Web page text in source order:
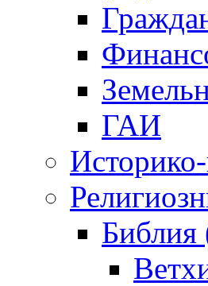
ГАИ
Библия